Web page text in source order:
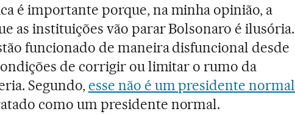
é importante porque, na minha opinião, a
as instituições vão parar Bolsonaro é ilusória.
funcionado de maneira disfuncional desde
de corrigir ou limitar o rumo da
Segundo, esse não é um presidente normal
como um presidente normal.